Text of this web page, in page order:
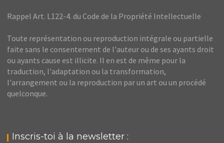
Rappel Art. L122-4. du Code de la Propriété Intellectuelle
Toute représentation ou reproduction intégrale ou partielle
faite sans le consentement de l'auteur ou de ses ayants droit
ou ayants cause est illicite. Il en est de même pour la
traduction, l'adaptation ou la transformation,
l'arrangement ou la reproduction par un art ou un procédé
quelconque.
Inscris-toi à la newsletter :